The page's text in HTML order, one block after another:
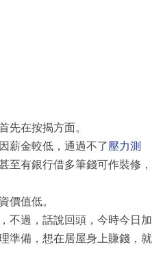
先在按揭方面。
薪金較低，通過不了壓力測
至有銀行借多筆錢可作裝修，
價值低。
不過，話說回頭，今時今日加
準備，想在居屋身上賺錢，就